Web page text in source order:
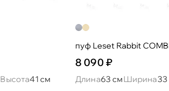
Высота41 см
пуф Leset Rabbit
8 090 ₽
Длина63 смШирина33